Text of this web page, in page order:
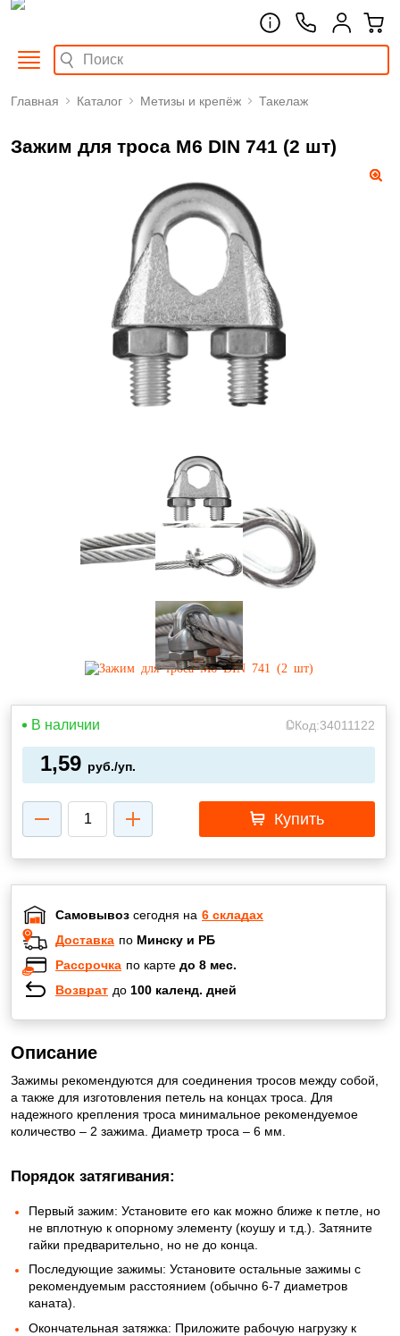
Главная Каталог Метизы и крепёж Такелаж
Зажим для троса М6 DIN 741 (2 шт)
В наличии Код:34011122
1,59 руб./уп.
Купить
Самовывоз сегодня на 6 складах
Доставка по Минску и РБ
Рассрочка по карте до 8 мес.
Возврат до 100 календ. дней
Описание
Зажимы рекомендуются для соединения тросов между собой,
а также для изготовления петель на концах троса. Для
надежного крепления троса минимальное рекомендуемое
количество – 2 зажима. Диаметр троса – 6 мм.
Порядок затягивания:
Первый зажим: Установите его как можно ближе к петле, но
не вплотную к опорному элементу (коушу и т.д.). Затяните
гайки предварительно, но не до конца.
Последующие зажимы: Установите остальные зажимы с
рекомендуемым расстоянием (обычно 6-7 диаметров
каната).
Окончательная затяжка: Приложите рабочую нагрузку к